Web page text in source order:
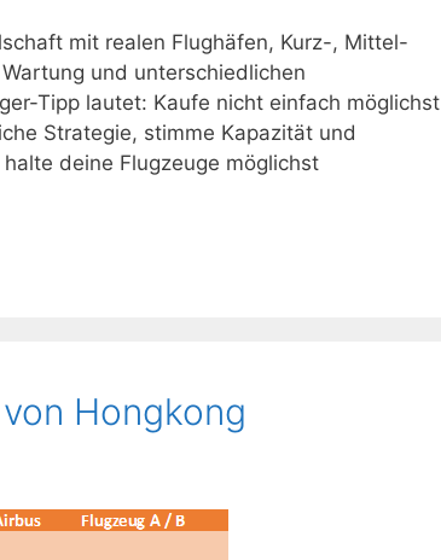
mit realen Flughäfen, Kurz-, Mittel-
und unterschiedlichen
Tipp lautet: Kaufe nicht einfach möglichst
Strategie, stimme Kapazität und
deine Flugzeuge möglichst
Hongkong